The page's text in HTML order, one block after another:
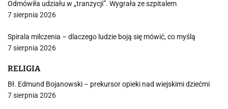
Odmówiła udziału w „tranzycji”. Wygrała ze szpitalem
7 sierpnia 2026
Spirala milczenia – dlaczego ludzie boją się mówić, co myślą
7 sierpnia 2026
RELIGIA
Bł. Edmund Bojanowski – prekursor opieki nad wiejskimi dziećmi
7 sierpnia 2026